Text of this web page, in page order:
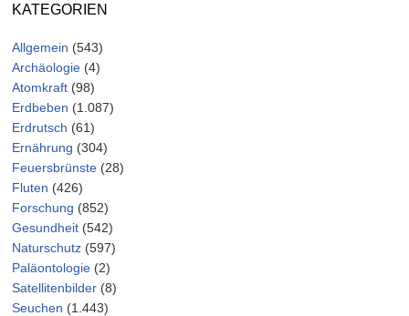
KATEGORIEN
Allgemein (543)
Archäologie (4)
Atomkraft (98)
Erdbeben (1.087)
Erdrutsch (61)
Ernährung (304)
Feuersbrünste (28)
Fluten (426)
Forschung (852)
Gesundheit (542)
Naturschutz (597)
Paläontologie (2)
Satellitenbilder (8)
Seuchen (1.443)